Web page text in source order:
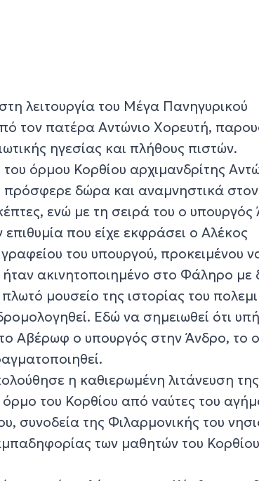
λειτουργία του Μέγα Πανηγυρικού
τον πατέρα Αντώνιο Χορευτή,
ηγεσίας και πλήθους πιστών.
όρμου Κορθίου αρχιμανδρίτης
πρόσφερε δώρα και αναμνηστικά
ενώ με τη σειρά του ο
που είχε εκφράσει ο Αλέκος
του υπουργού, προκειμένου
ακινητοποιημένο στο Φάληρο με
μουσείο της ιστορίας του
Εδώ να σημειωθεί ότι
Αβέρωφ ο υπουργός στην Άνδρο, το
η καθιερωμένη λιτάνευση της
του Κορθίου από ναύτες του
συνοδεία της Φιλαρμονικής του
των μαθητών του